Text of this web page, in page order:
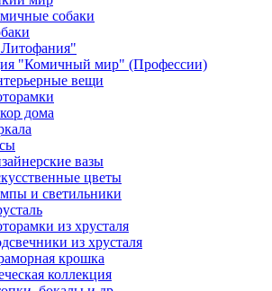
собаки
"Комичный мир" (Профессии)
вещи
дома
вазы
цветы
и светильники
из хрусталя
из хрусталя
крошка
коллекция